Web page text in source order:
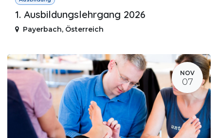
1. Ausbildungslehrgang 2026
Payerbach, Österreich
NOV
07